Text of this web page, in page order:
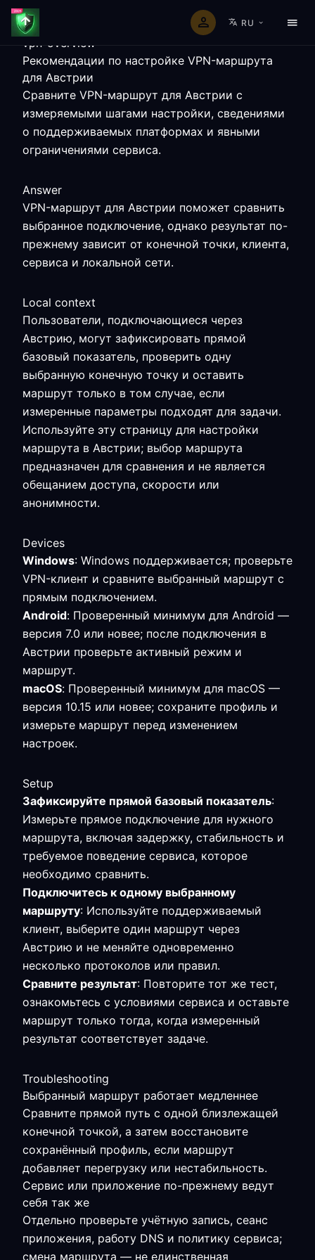
RU
vpn-overview
Рекомендации по настройке VPN-маршрута
для Австрии
Сравните VPN-маршрут для Австрии с
измеряемыми шагами настройки, сведениями
о поддерживаемых платформах и явными
ограничениями сервиса.
Answer
VPN-маршрут для Австрии поможет сравнить
выбранное подключение, однако результат по-
прежнему зависит от конечной точки, клиента,
сервиса и локальной сети.
Local context
Пользователи, подключающиеся через
Австрию, могут зафиксировать прямой
базовый показатель, проверить одну
выбранную конечную точку и оставить
маршрут только в том случае, если
измеренные параметры подходят для задачи.
Используйте эту страницу для настройки
маршрута в Австрии; выбор маршрута
предназначен для сравнения и не является
обещанием доступа, скорости или
анонимности.
Devices
Windows: Windows поддерживается; проверьте
VPN-клиент и сравните выбранный маршрут с
прямым подключением.
Android: Проверенный минимум для Android —
версия 7.0 или новее; после подключения в
Австрии проверьте активный режим и
маршрут.
macOS: Проверенный минимум для macOS —
версия 10.15 или новее; сохраните профиль и
измерьте маршрут перед изменением
настроек.
Setup
Зафиксируйте прямой базовый показатель:
Измерьте прямое подключение для нужного
маршрута, включая задержку, стабильность и
требуемое поведение сервиса, которое
необходимо сравнить.
Подключитесь к одному выбранному
маршруту: Используйте поддерживаемый
клиент, выберите один маршрут через
Австрию и не меняйте одновременно
несколько протоколов или правил.
Сравните результат: Повторите тот же тест,
ознакомьтесь с условиями сервиса и оставьте
маршрут только тогда, когда измеренный
результат соответствует задаче.
Troubleshooting
Выбранный маршрут работает медленнее
Сравните прямой путь с одной близлежащей
конечной точкой, а затем восстановите
сохранённый профиль, если маршрут
добавляет перегрузку или нестабильность.
Сервис или приложение по-прежнему ведут
себя так же
Отдельно проверьте учётную запись, сеанс
приложения, работу DNS и политику сервиса;
смена маршрута — не единственная